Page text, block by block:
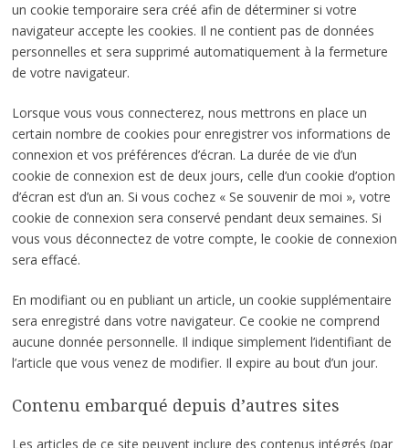
un cookie temporaire sera créé afin de déterminer si votre
navigateur accepte les cookies. Il ne contient pas de données
personnelles et sera supprimé automatiquement à la fermeture
de votre navigateur.
Lorsque vous vous connecterez, nous mettrons en place un
certain nombre de cookies pour enregistrer vos informations de
connexion et vos préférences d’écran. La durée de vie d’un
cookie de connexion est de deux jours, celle d’un cookie d’option
d’écran est d’un an. Si vous cochez « Se souvenir de moi », votre
cookie de connexion sera conservé pendant deux semaines. Si
vous vous déconnectez de votre compte, le cookie de connexion
sera effacé.
En modifiant ou en publiant un article, un cookie supplémentaire
sera enregistré dans votre navigateur. Ce cookie ne comprend
aucune donnée personnelle. Il indique simplement l’identifiant de
l’article que vous venez de modifier. Il expire au bout d’un jour.
Contenu embarqué depuis d’autres sites
Les articles de ce site peuvent inclure des contenus intégrés (par